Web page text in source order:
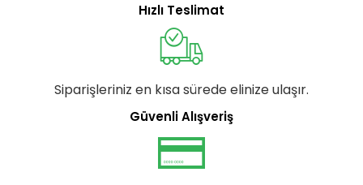
Hızlı Teslimat
Siparişleriniz en kısa sürede elinize ulaşır.
Güvenli Alışveriş